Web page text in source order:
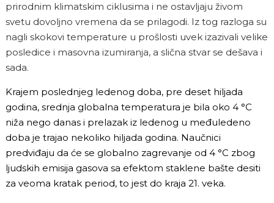
prirodnim klimatskim ciklusima i ne ostavljaju živom
svetu dovoljno vremena da se prilagodi. Iz tog razloga su
nagli skokovi temperature u prošlosti uvek izazivali velike
posledice i masovna izumiranja, a slična stvar se dešava i
sada.
Krajem poslednjeg ledenog doba, pre deset hiljada
godina, srednja globalna temperatura je bila oko 4 °C
niža nego danas i prelazak iz ledenog u međuledeno
doba je trajao nekoliko hiljada godina. Naučnici
predviđaju da će se globalno zagrevanje od 4 °C zbog
ljudskih emisija gasova sa efektom staklene bašte desiti
za veoma kratak period, to jest do kraja 21. veka.